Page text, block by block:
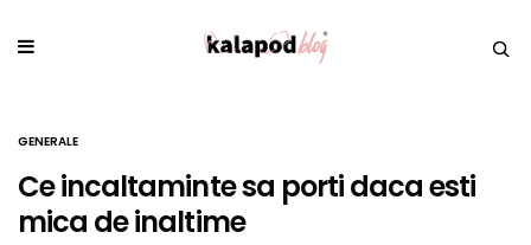
GENERALE
Ce incaltaminte sa porti daca esti
mica de inaltime